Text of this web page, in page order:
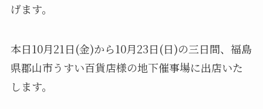
げます。
本日10月21日(金)から10月23日(日)の三日間、福島
県郡山市うすい百貨店様の地下催事場に出店いた
します。